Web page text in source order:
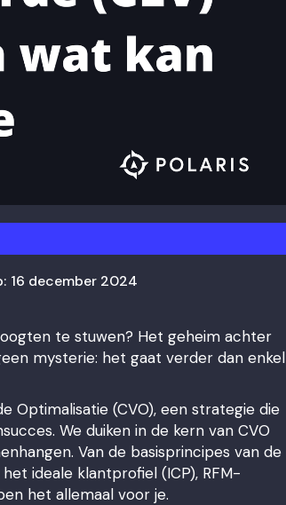
16 december 2024
te stuwen? Het geheim achter
mysterie: het gaat verder dan enkel
Optimalisatie (CVO), een strategie die
We duiken in de kern van CVO
Van de basisprincipes van de
ideale klantprofiel (ICP), RFM-
het allemaal voor je.